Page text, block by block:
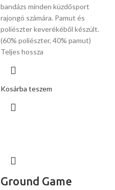
bandázs minden küzdősport
rajongó számára. Pamut és
poliészter keverékéből készült.
(60% poliészter, 40% pamut)
Teljes hossza
Kosárba teszem
Ground Game